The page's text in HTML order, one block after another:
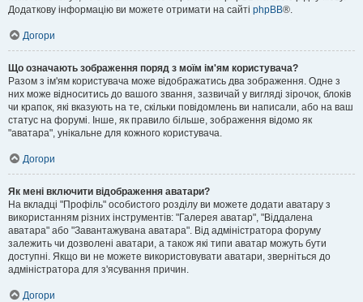
Додаткову інформацію ви можете отримати на сайті phpBB®.
Догори
Що означають зображення поряд з моїм ім'ям користувача?
Разом з ім'ям користувача може відображатись два зображення. Одне з
них може відноситись до вашого звання, зазвичай у вигляді зірочок, блоків
чи крапок, які вказують на те, скільки повідомлень ви написали, або на ваш
статус на форумі. Інше, як правило більше, зображення відомо як
"аватара", унікальне для кожного користувача.
Догори
Як мені включити відображення аватари?
На вкладці "Профіль" особистого розділу ви можете додати аватару з
використанням різних інструментів: "Галерея аватар", "Віддалена
аватара" або "Завантажувана аватара". Від адміністратора форуму
залежить чи дозволені аватари, а також які типи аватар можуть бути
доступні. Якщо ви не можете використовувати аватари, зверніться до
адміністратора для з'ясування причин.
Догори